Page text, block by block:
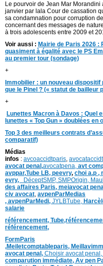
Le pourvoir de Jean Mar Morandini
janvier par lala Cour de cassation
sa condamnation pour corruption
concernant des messages de
à trois adolescents entre 2009 et
Voir aussi : Mairie de Paris 2026 :
quasiment à égalité avec le PS
au premier tour (sondage)
+
Immobilier : un nouveau
que le Pinel ? (« statut de bailleur
+
Lunettes Macron à Davos : Quel
lunettes « Top Gun » doublées en
Top 3 des meilleurs contrats
comparatif)
Médias
infos : avcoaccidtparis,
avocat penal,avocatpena, avt
avppar,Tube LB, peevry, choi a.p ,
evry,
DéceptSMP, SMPOrigin,
des affaires Paris, meiavocat
civ avocat, avpenParMedias
, avpenParMedi, JYLBTube,
salarie
référencement,
référencement,
FormParis
,Meiletcomptableparis,
avocat penal, Choisir avocat penal,
comparution immédiate, Av pen